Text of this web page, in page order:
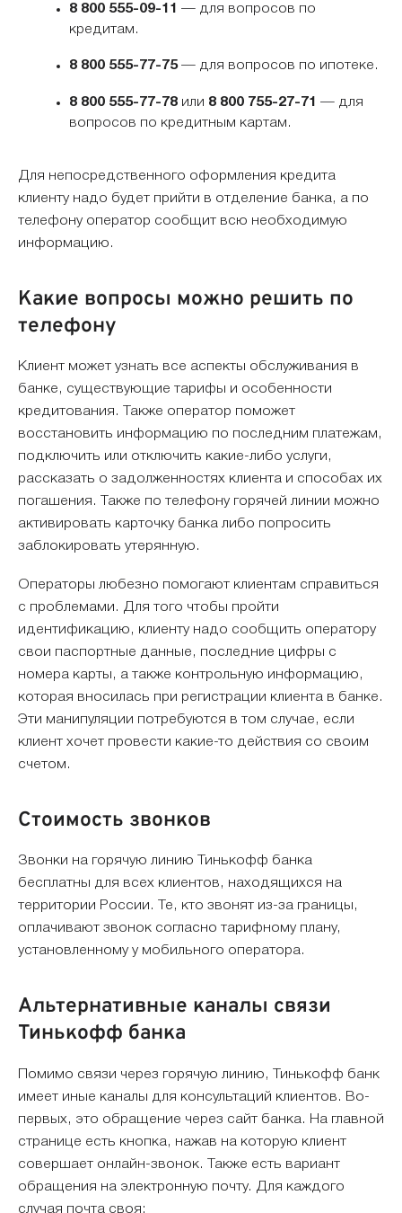
8 800 555-09-11
— для вопросов по
кредитам.
8 800 555-77-75— для вопросов по ипотеке.
8 800 555-77-78или 8 800 755-27-71
— для
вопросов по кредитным картам.
Для непосредственного оформления кредита
клиенту надо будет прийти в отделение банка, а по
телефону оператор сообщит всю необходимую
информацию.
Какие вопросы можно решить по
телефону
Клиент может узнать все аспекты обслуживания в
банке, существующие тарифы и особенности
кредитования. Также оператор поможет
восстановить информацию по последним платежам,
подключить или отключить какие-либо услуги,
рассказать о задолженностях клиента и способах их
погашения. Также по телефону горячей линии можно
активировать карточку банка либо попросить
заблокировать утерянную.
Операторы любезно помогают клиентам справиться
с проблемами. Для того чтобы пройти
идентификацию, клиенту надо сообщить оператору
свои паспортные данные, последние цифры с
номера карты, а также контрольную информацию,
которая вносилась при регистрации клиента в банке.
Эти манипуляции потребуются в том случае, если
клиент хочет провести какие-то действия со своим
счетом.
Стоимость звонков
Звонки на горячую линию Тинькофф банка
бесплатны для всех клиентов, находящихся на
территории России. Те, кто звонят из-за границы,
оплачивают звонок согласно тарифному плану,
установленному у мобильного оператора.
Альтернативные каналы связи
Тинькофф банка
Помимо связи через горячую линию, Тинькофф банк
имеет иные каналы для консультаций клиентов. Во-
первых, это обращение через сайт банка. На главной
странице есть кнопка, нажав на которую клиент
совершает онлайн-звонок. Также есть вариант
обращения на электронную почту. Для каждого
случая почта своя: